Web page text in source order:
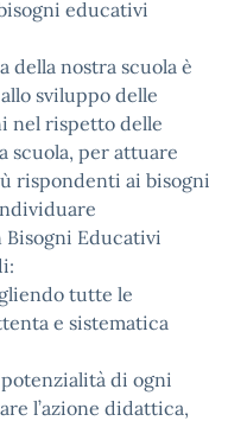
educativi
della nostra scuola è
sviluppo delle
nel rispetto delle
scuola, per attuare
rispondenti ai bisogni
Educativi
tutte le
e sistematica
di ogni
l’azione didattica,